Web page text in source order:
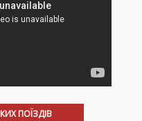
ПОЇЗДІВ